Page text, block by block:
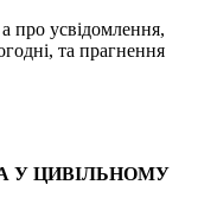
про усвідомлення,
та прагнення
У ЦИВІЛЬНОМУ